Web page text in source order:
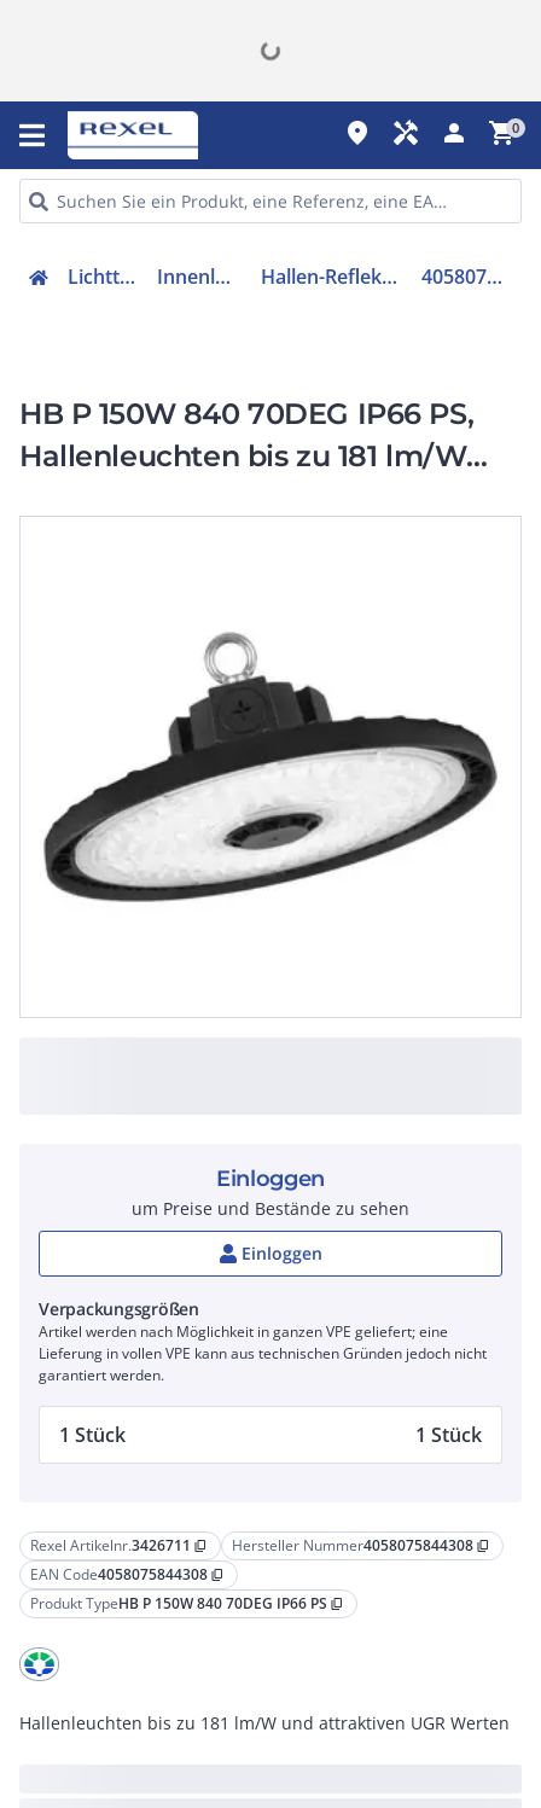
place handyman person shopping_cart0
Lichttechnik Innenleuchten Hallen-Reflektorleuchte 4058075844308
HB P 150W 840 70DEG IP66 PS,
Hallenleuchten bis zu 181 lm/W
Rexel Artikelnr.3426711 content_copy Hersteller Nummer4058075844308 content_copy
EAN Code4058075844308 content_copy
Produkt TypeHB P 150W 840 70DEG IP66 PS content_copy
Hallenleuchten bis zu 181 lm/W und attraktiven UGR Werten
Einloggen
um Preise und Bestände zu sehen
Einloggen
Verpackungsgrößen
Artikel werden nach Möglichkeit in ganzen VPE geliefert; eine
Lieferung in vollen VPE kann aus technischen Gründen jedoch nicht
garantiert werden.
1 Stück 1 Stück